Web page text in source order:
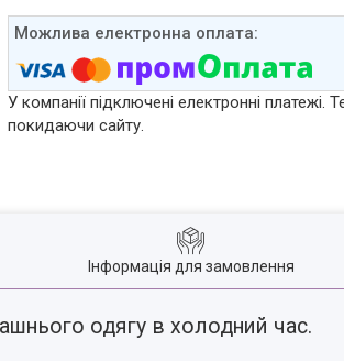
У компанії підключені електронні
покидаючи сайту.
Інформація для замовлення
одягу в холодний час.